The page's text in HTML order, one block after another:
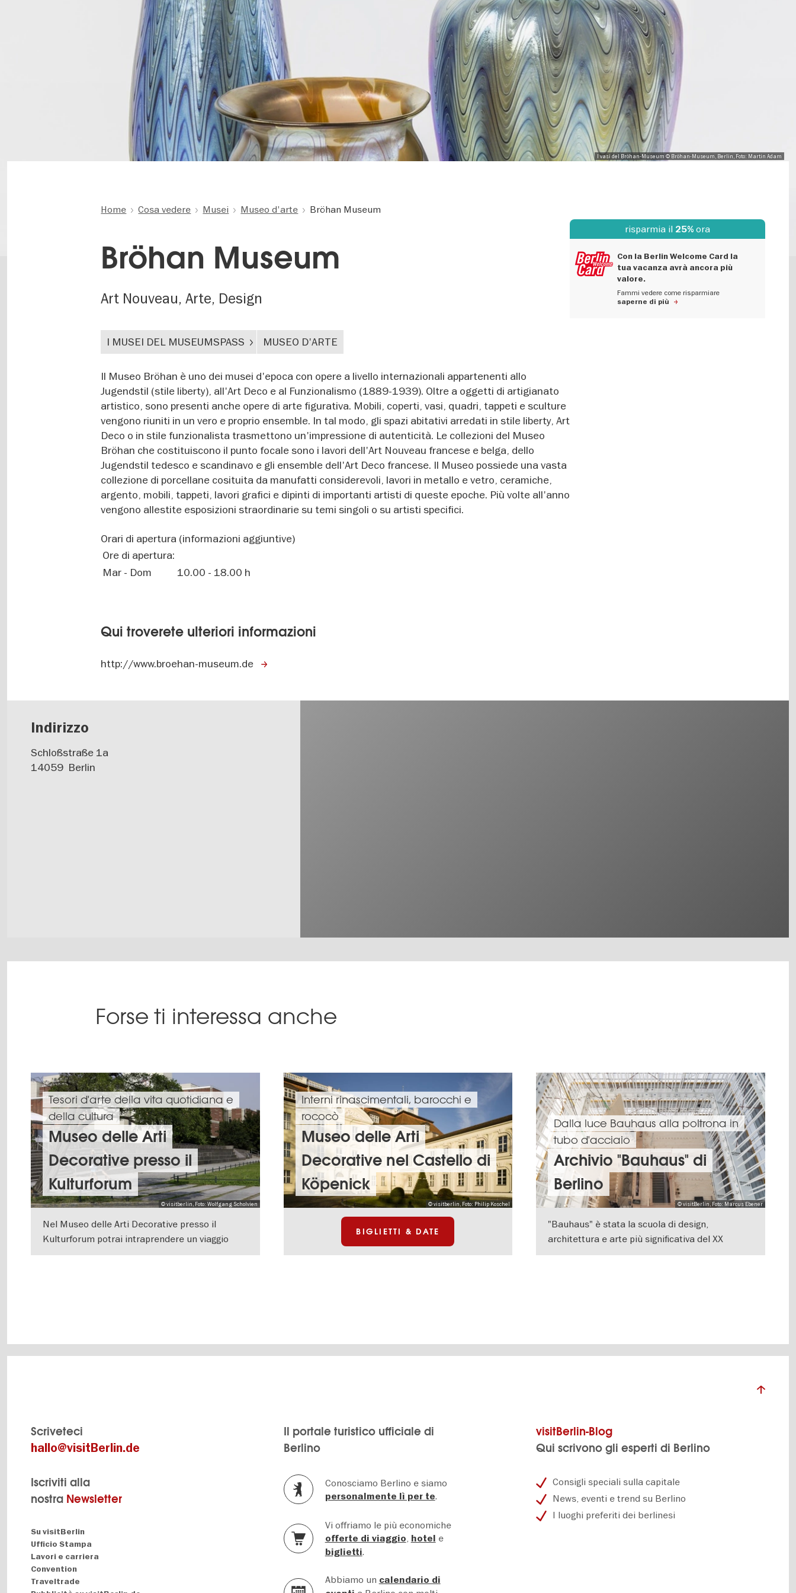
I vasi del Bröhan-Museum © Bröhan-Museum, Berlin, Foto: Martin Adam
Home Cosa vedere Musei Museo d'arte Bröhan Museum
Bröhan Museum
Art Nouveau, Arte, Design
risparmia il 25% ora
Con la Berlin Welcome Card la
tua vacanza avrà ancora più
valore.
Fammi vedere come risparmiare
saperne di più
I MUSEI DEL MUSEUMSPASS MUSEO D'ARTE
Il Museo Bröhan è uno dei musei d'epoca con opere a livello internazionali appartenenti allo
Jugendstil (stile liberty), all'Art Deco e al Funzionalismo (1889-1939). Oltre a oggetti di artigianato
artistico, sono presenti anche opere di arte figurativa. Mobili, coperti, vasi, quadri, tappeti e sculture
vengono riuniti in un vero e proprio ensemble. In tal modo, gli spazi abitativi arredati in stile liberty, Art
Deco o in stile funzionalista trasmettono un'impressione di autenticità. Le collezioni del Museo
Bröhan che costituiscono il punto focale sono i lavori dell'Art Nouveau francese e belga, dello
Jugendstil tedesco e scandinavo e gli ensemble dell'Art Deco francese. Il Museo possiede una vasta
collezione di porcellane cosituita da manufatti considerevoli, lavori in metallo e vetro, ceramiche,
argento, mobili, tappeti, lavori grafici e dipinti di importanti artisti di queste epoche. Più volte all'anno
vengono allestite esposizioni straordinarie su temi singoli o su artisti specifici.
Orari di apertura (informazioni aggiuntive)
Ore di apertura:
Mar - Dom
10.00 - 18.00 h
Qui troverete ulteriori informazioni
http://www.broehan-museum.de
Indirizzo
Schloßstraße 1a
14059 Berlin
Forse ti interessa anche
© visitberlin, Foto: Wolfgang Scholvien
Tesori d'arte della vita quotidiana e
della cultura
Museo delle Arti
Decorative presso il
Kulturforum
Nel Museo delle Arti Decorative presso il
Kulturforum potrai intraprendere un viaggio
attraverso la storia della moda, dell'arte e del
© visitberlin, Foto: Philip Koschel
Interni rinascimentali, barocchi e
rococò
Museo delle Arti
Decorative nel Castello di
Köpenick
BIGLIETTI & DATE
© visitBerlin, Foto: Marcus Ebener
Dalla luce Bauhaus alla poltrona in
tubo d'acciaio
Archivio "Bauhaus" di
Berlino
"Bauhaus" è stata la scuola di design,
architettura e arte più significativa del XX
secolo. Nel corso degli anni, Bauhaus ha creato
Scriveteci
hallo@visitBerlin.de
Iscriviti alla
nostra Newsletter
Navigation:
About
Su visitBerlin
Ufficio Stampa
Lavori e carriera
Convention
Traveltrade
Il portale turistico ufficiale di
Berlino
Conosciamo Berlino e siamo
personalmente lì per te.
Vi offriamo le più economiche
offerte di viaggio, hotel e
biglietti.
Abbiamo un calendario di
visitBerlin-Blog
Qui scrivono gli esperti di Berlino
Consigli speciali sulla capitale
News, eventi e trend su Berlino
I luoghi preferiti dei berlinesi